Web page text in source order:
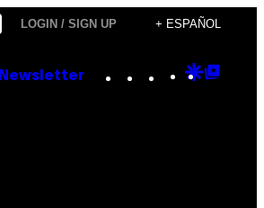
LOGIN / SIGN UP + ESPAÑOL
Newsletter Instagram
TikTok
YouTube
Google